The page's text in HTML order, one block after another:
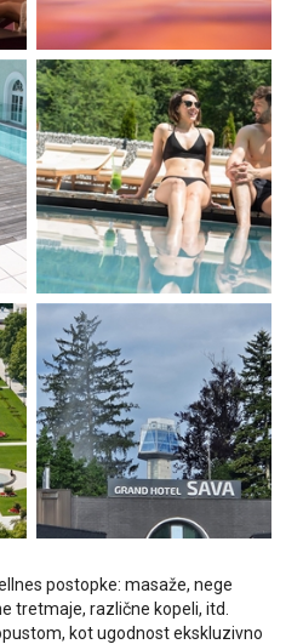
postopke: masaže, nege
tretmaje, različne kopeli, itd.
kot ugodnost ekskluzivno